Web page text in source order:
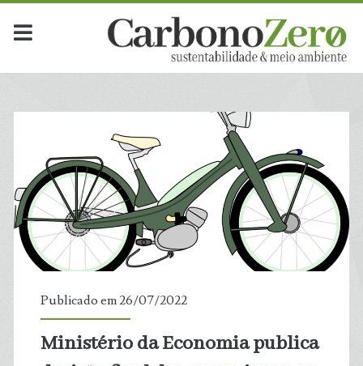
Publicado em 26/07/2022
Ministério da Economia publica